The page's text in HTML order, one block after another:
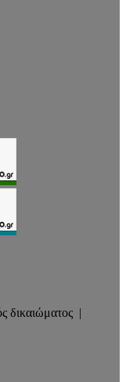
δικαιώματος |